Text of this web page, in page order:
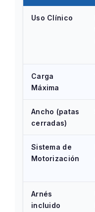
Uso Clínico
Carga
Máxima
Ancho (patas
cerradas)
Sistema de
Motorización
Arnés
incluido